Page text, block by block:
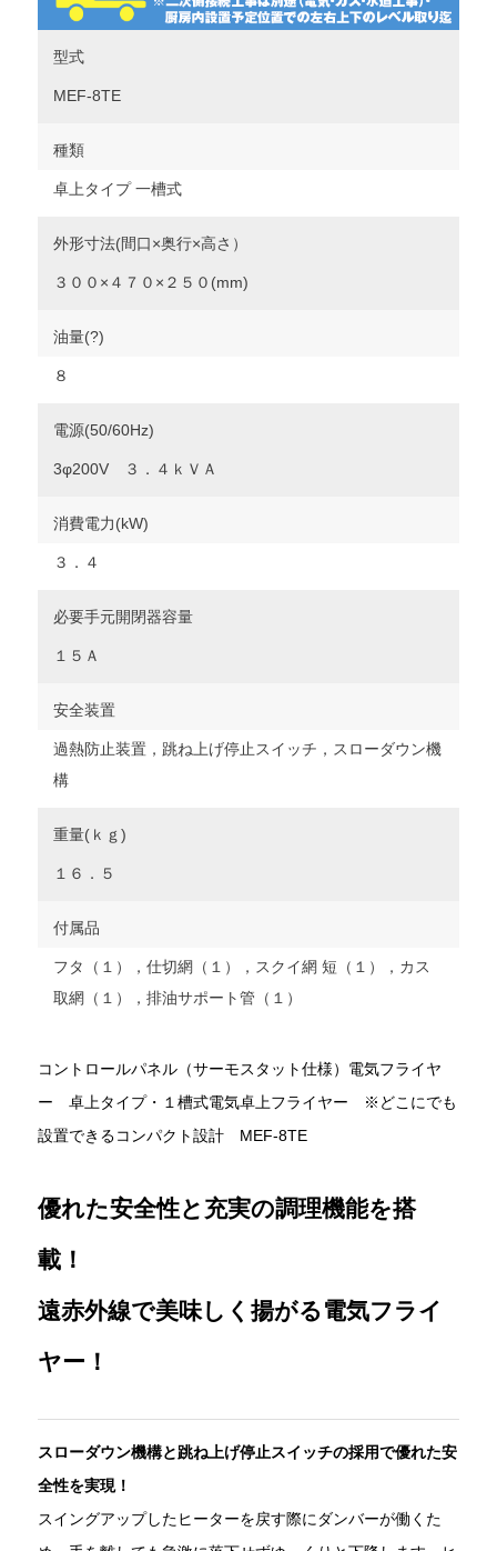
型式
MEF-8TE
種類
卓上タイプ 一槽式
外形寸法(間口×奥行×高さ）
３００×４７０×２５０(mm)
油量(?)
８
電源(50/60Hz)
3φ200V ３．４ｋＶＡ
消費電力(kW)
３．４
必要手元開閉器容量
１５Ａ
安全装置
過熱防止装置，跳ね上げ停止スイッチ，スローダウン機
構
重量(ｋｇ)
１６．５
付属品
フタ（１），仕切網（１），スクイ網 短（１），カス
取網（１），排油サポート管（１）
コントロールパネル（サーモスタット仕様）電気フライヤ
ー 卓上タイプ・１槽式電気卓上フライヤー ※どこにでも
設置できるコンパクト設計 MEF-8TE
優れた安全性と充実の調理機能を搭
載！
遠赤外線で美味しく揚がる電気フライ
ヤー！
スローダウン機構と跳ね上げ停止スイッチの採用で優れた安
全性を実現！
スイングアップしたヒーターを戻す際にダンバーが働くた